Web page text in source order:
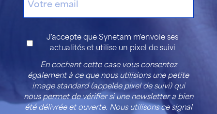
Consentement
J'accepte que Synetam m'envoie ses
actualités et utilise un pixel de suivi
En cochant cette case vous consentez
également à ce que nous utilisions une petite
image standard (appelée pixel de suivi) qui
nous permet de vérifier si une newsletter a bien
été délivrée et ouverte. Nous utilisons ce signal